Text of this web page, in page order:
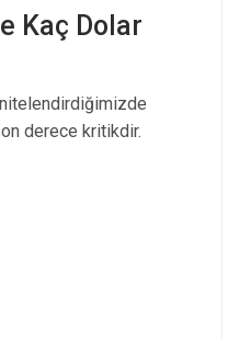
Kaç Dolar
derece kritikdir.